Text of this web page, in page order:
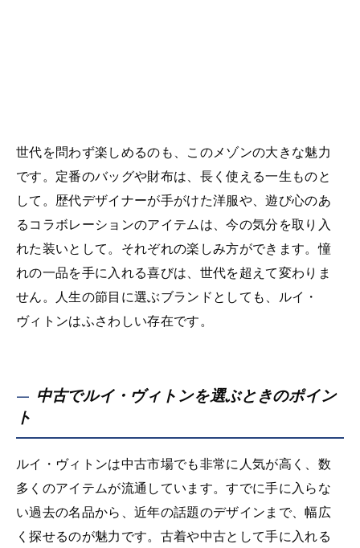
世代を問わず楽しめるのも、このメゾンの大きな魅力
です。定番のバッグや財布は、長く使える一生ものと
して。歴代デザイナーが手がけた洋服や、遊び心のあ
るコラボレーションのアイテムは、今の気分を取り入
れた装いとして。それぞれの楽しみ方ができます。憧
れの一品を手に入れる喜びは、世代を超えて変わりま
せん。人生の節目に選ぶブランドとしても、ルイ・
ヴィトンはふさわしい存在です。
中古でルイ・ヴィトンを選ぶときのポイン
ト
ルイ・ヴィトンは中古市場でも非常に人気が高く、数
多くのアイテムが流通しています。すでに手に入らな
い過去の名品から、近年の話題のデザインまで、幅広
く探せるのが魅力です。古着や中古として手に入れる